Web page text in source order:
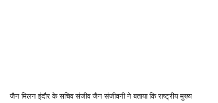
जैन मिलन इंदौर के सचिव संजीव जैन संजीवनी ने बताया कि राष्ट्रीय मुख्य